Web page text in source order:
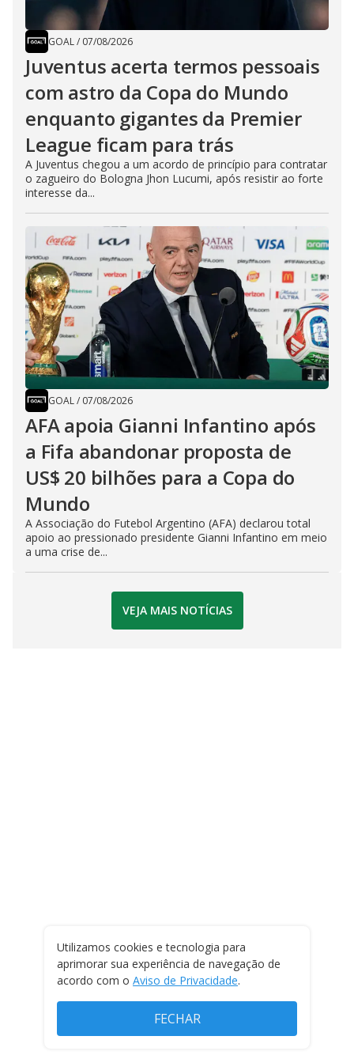
GOAL/ 07/08/2026
Juventus acerta termos pessoais
com astro da Copa do Mundo
enquanto gigantes da Premier
League ficam para trás
A Juventus chegou a um acordo de princípio para contratar
o zagueiro do Bologna Jhon Lucumi, após resistir ao forte
interesse da...
GOAL/ 07/08/2026
AFA apoia Gianni Infantino após
a Fifa abandonar proposta de
US$ 20 bilhões para a Copa do
Mundo
A Associação do Futebol Argentino (AFA) declarou total
apoio ao pressionado presidente Gianni Infantino em meio
a uma crise de...
VEJA MAIS NOTÍCIAS
Utilizamos cookies e tecnologia para
aprimorar sua experiência de navegação de
acordo com o Aviso de Privacidade.
FECHAR